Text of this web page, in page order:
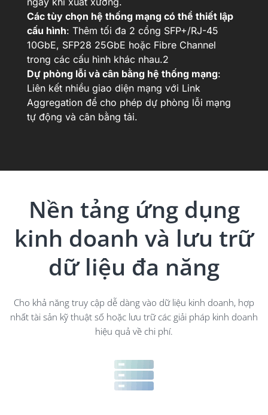
Các tùy chọn hệ thống mạng có thể thiết lập
cấu hình: Thêm tối đa 2 cổng SFP+/RJ-45
10GbE, SFP28 25GbE hoặc Fibre Channel
trong các cấu hình khác nhau.2
Dự phòng lỗi và cân bằng hệ thống mạng:
Liên kết nhiều giao diện mạng với Link
Aggregation để cho phép dự phòng lỗi mạng
tự động và cân bằng tải.
Nền tảng ứng dụng
kinh doanh và lưu trữ
dữ liệu đa năng
Cho khả năng truy cập dễ dàng vào dữ liệu kinh doanh, hợp
nhất tài sản kỹ thuật số hoặc lưu trữ các giải pháp kinh doanh
hiệu quả về chi phí.